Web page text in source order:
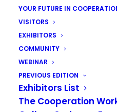
YOUR FUTURE IN
VISITORS
EXHIBITORS
COMMUNITY
WEBINAR
PREVIOUS EDITION
Exhibitors List
The Cooperation
accordo